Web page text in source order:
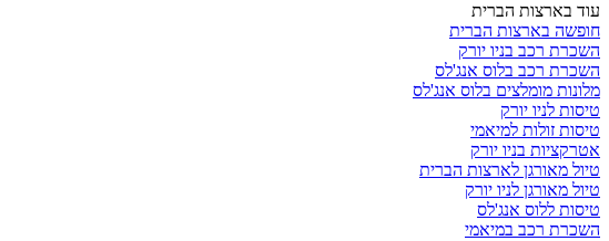
עוד בארצות הברית
חופשה בארצות הברית
השכרת רכב בניו יורק
השכרת רכב בלוס אנג'לס
מלונות מומלצים בלוס אנג'לס
טיסות לניו יורק
טיסות זולות למיאמי
אטרקציות בניו יורק
טיול מאורגן לארצות הברית
טיול מאורגן לניו יורק
טיסות ללוס אנג'לס
השכרת רכב במיאמי